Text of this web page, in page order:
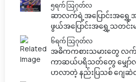
၅ရက် သြဂုတ်လ
ဆာလက်ရဲ့အပြောင်းအရွှေ့အ
ဖွယ်အပြောင်းအရွှေ့သတင်းမ
၆ရက် သြဂုတ်လ
အဓိကကစားသမားတွေ
ကာဆယ်ပရိသတ်တွေ မျှော်
ဟလာတဲ့ နည်းပြသစ် ဂျေ